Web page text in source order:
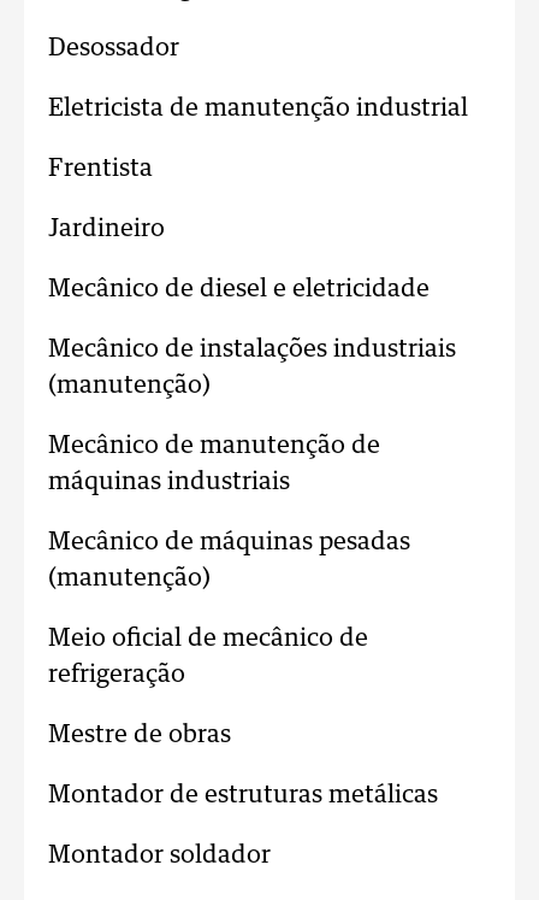
Desossador
Eletricista de manutenção industrial
Frentista
Jardineiro
Mecânico de diesel e eletricidade
Mecânico de instalações industriais
(manutenção)
Mecânico de manutenção de
máquinas industriais
Mecânico de máquinas pesadas
(manutenção)
Meio oficial de mecânico de
refrigeração
Mestre de obras
Montador de estruturas metálicas
Montador soldador